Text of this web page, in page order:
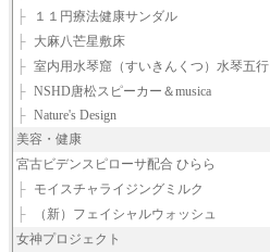
├
１１円療法健康サンダル
├ 大麻八芒星敷床
├ 室内用水琴窟（すいきんくつ）水琴五行
├ NSHD唐松スピーカー＆musica
├ Nature's Design
美容・健康
宮古ビデンスピローサ配合 ひらら
├ モイスチャライジングミルク
├
（新）フェイシャルウォッシュ
女神プロジェクト